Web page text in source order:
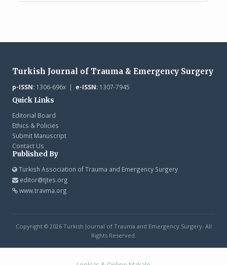
Turkish Journal of Trauma & Emergency Surgery
p-ISSN:1306-696x | e-ISSN:1307-7945
Quick Links
Editorial Board
Ethics & Policies
Submit Manuscript
Contact Us
Published By
Turkish Association of Trauma and Emergency Surgery
editor@tjtes.org
www.travma.org
Copyright © 2026 Turkish Journal of Trauma and Emergency Surgery. All
Rights Reserved.